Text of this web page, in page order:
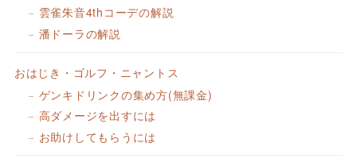
雲雀朱音4thコーデの解説
潘ドーラの解説
おはじき・ゴルフ・ニャントス
ゲンキドリンクの集め方(無課金)
高ダメージを出すには
お助けしてもらうには